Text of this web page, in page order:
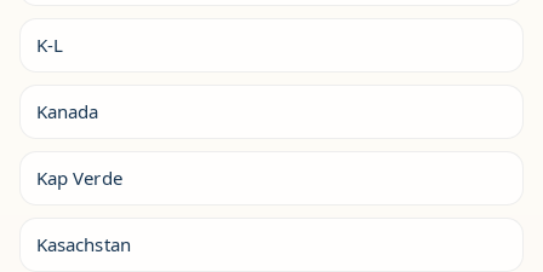
K-L
Kanada
Kap Verde
Kasachstan